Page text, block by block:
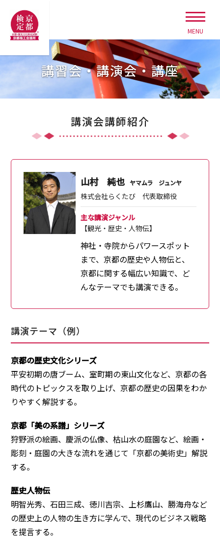
MENU
講習会・講演会・講座
講演会講師紹介
山村 純也 ヤマムラ ジュンヤ
株式会社らくたび 代表取締役
主な講演ジャンル
【観光・歴史・人物伝】
神社・寺院からパワースポット
まで、京都の歴史や人物伝と、
京都に関する幅広い知識で、ど
んなテーマでも講演できる。
講演テーマ（例）
京都の歴史文化シリーズ
平安初期の唐ブーム、室町期の東山文化など、京都の各
時代のトピックスを取り上げ、京都の歴史の因果をわか
りやすく解説する。
京都「美の系譜」シリーズ
狩野派の絵画、慶派の仏像、枯山水の庭園など、絵画・
彫刻・庭園の大きな流れを通じて「京都の美術史」解説
する。
歴史人物伝
明智光秀、石田三成、徳川吉宗、上杉鷹山、勝海舟など
の歴史上の人物の生き方に学んで、現代のビジネス戦略
を提言する。